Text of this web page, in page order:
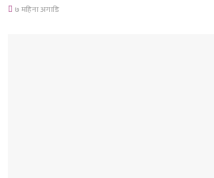
७ महिना अगाडि